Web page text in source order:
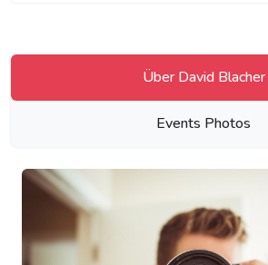
Über David Blacher
Events Photos